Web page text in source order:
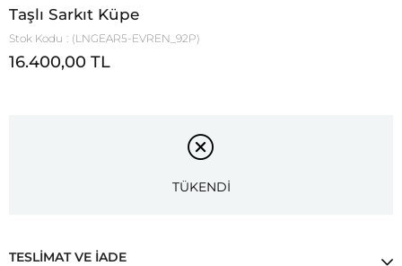
Taşlı Sarkıt Küpe
Stok Kodu (LNGEAR5-EVREN_92P)
16.400,00 TL
TÜKENDİ
TESLIMAT VE İADE